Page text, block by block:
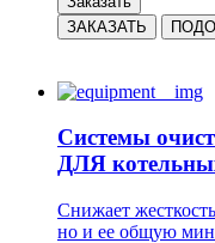
ЗАКАЗАТЬ
Системы
ДЛЯ
Снижает
но и ее общую